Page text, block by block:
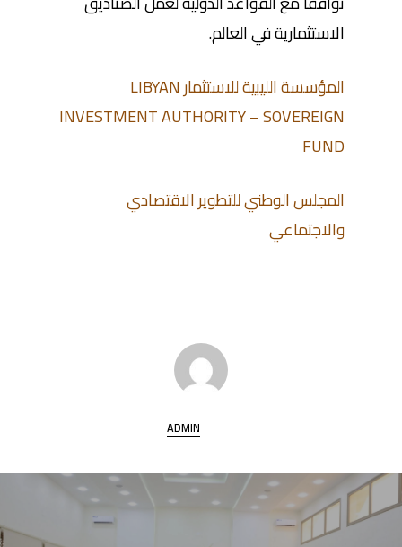
الاستثمارية في العالم.
المؤسسة الليبية للاستثمار LIBYAN
INVESTMENT AUTHORITY – SOVEREIGN
FUND
المجلس الوطني للتطوير الاقتصادي
والاجتماعي
ADMIN